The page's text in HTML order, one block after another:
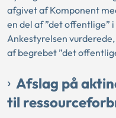
afgivet af Komponent
en del af ”det offentlige” i
Ankestyrelsen
af begrebet ”det
Afslag på
til